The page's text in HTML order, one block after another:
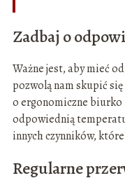
Zadbaj o
Ważne jest, aby mieć
pozwolą nam skupić
o ergonomiczne biurko
odpowiednią
innych czynników,
Regularne